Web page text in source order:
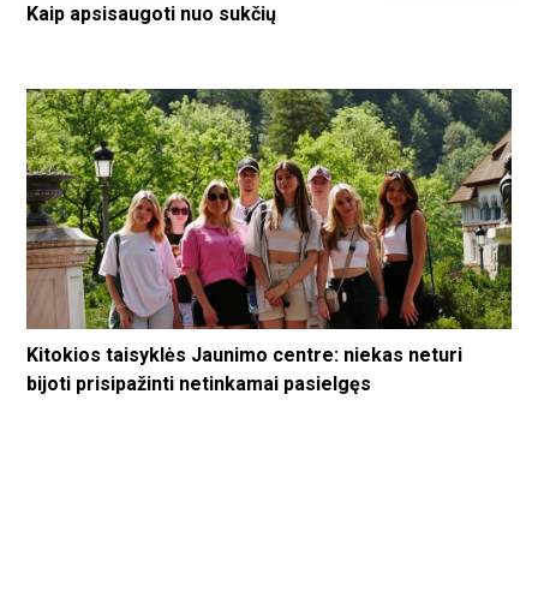
Kaip apsisaugoti nuo sukčių
Kitokios taisyklės Jaunimo centre: niekas neturi
bijoti prisipažinti netinkamai pasielgęs